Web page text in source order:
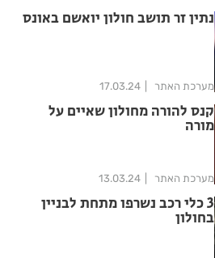
נתין זר תושב חולון יואשם באונס
מערכת האתר 17.03.24
קנס להורה מחולון שאיים על
מורה
מערכת האתר 13.03.24
3 כלי רכב נשרפו מתחת לבניין
בחולון